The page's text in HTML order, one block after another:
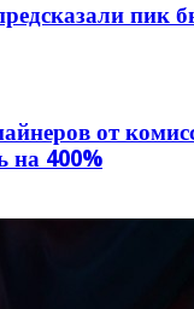
пик
от
на 400%